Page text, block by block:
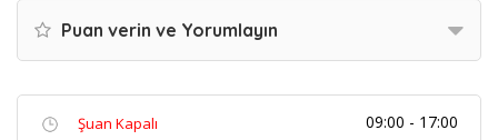
Puan verin ve Yorumlayın
Şuan Kapalı 09:00 - 17:00